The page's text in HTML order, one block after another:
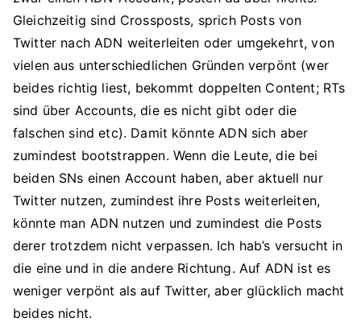
Gleichzeitig sind Crossposts, sprich Posts von
Twitter nach ADN weiterleiten oder umgekehrt, von
vielen aus unterschiedlichen Gründen verpönt (wer
beides richtig liest, bekommt doppelten Content; RTs
sind über Accounts, die es nicht gibt oder die
falschen sind etc). Damit könnte ADN sich aber
zumindest bootstrappen. Wenn die Leute, die bei
beiden SNs einen Account haben, aber aktuell nur
Twitter nutzen, zumindest ihre Posts weiterleiten,
könnte man ADN nutzen und zumindest die Posts
derer trotzdem nicht verpassen. Ich hab’s versucht in
die eine und in die andere Richtung. Auf ADN ist es
weniger verpönt als auf Twitter, aber glücklich macht
beides nicht.